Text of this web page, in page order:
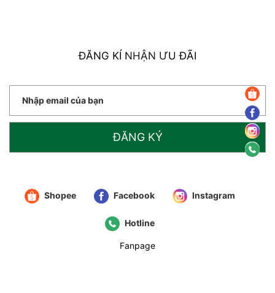
ĐĂNG KÍ NHẬN ƯU ĐÃI
ĐĂNG KÝ
Shopee Facebook Instagram
Hotline
Fanpage